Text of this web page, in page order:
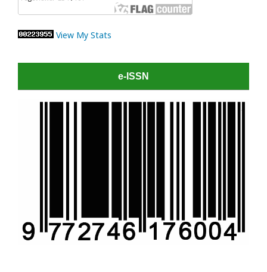
View My Stats
e-ISSN